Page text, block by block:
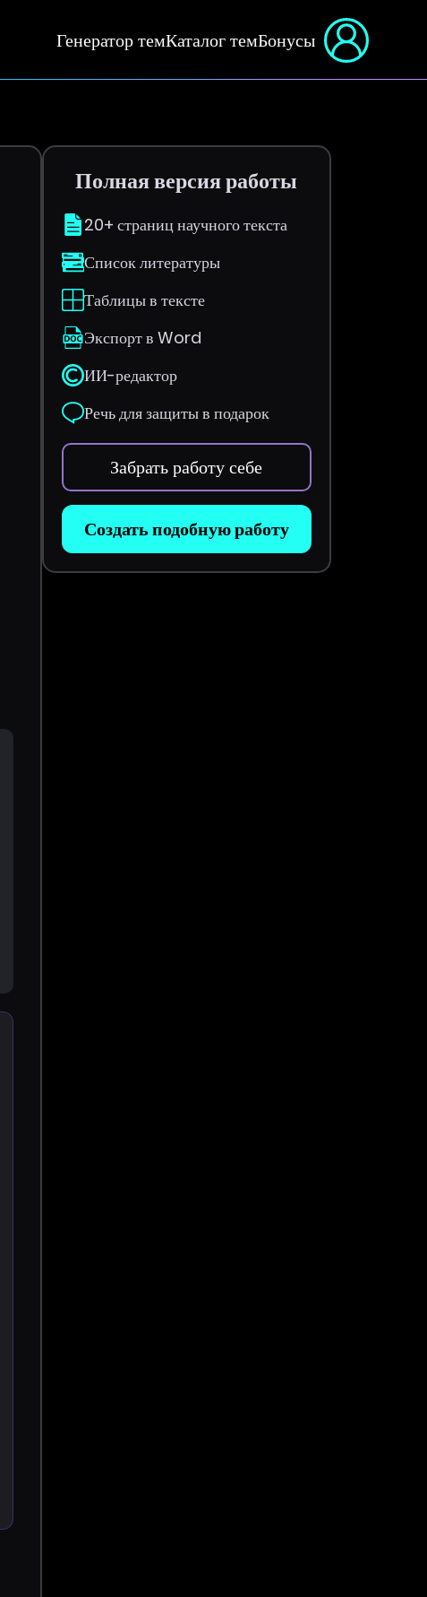
Генератор темКаталог темБонусы
Полная версия работы
20+ страниц научного текста
Список литературы
Таблицы в тексте
Экспорт в Word
ИИ-редактор
Речь для защиты в подарок
Забрать работу себе
Создать подобную работу